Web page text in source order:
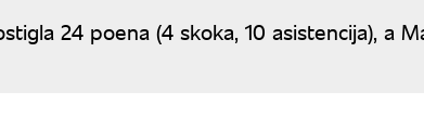
24 poena (4 skoka, 10 asistencija), a